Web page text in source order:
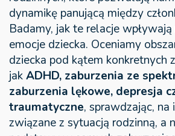
dynamikę panującą między
Badamy, jak te relacje
emocje dziecka. Oceniamy
dziecka pod kątem konkretnych
jakADHD, zaburzenia ze
zaburzenia lękowe, depresja
traumatyczne, sprawdzając, na
związane z sytuacją rodzinną, a